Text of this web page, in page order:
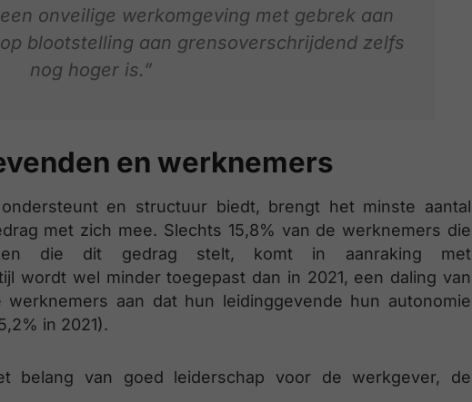
onveilige werkomgeving met gebrek aan
blootstelling aan grensoverschrijdend zelfs
nog hoger is.”
en werknemers
en structuur biedt, brengt het minste aantal
met zich mee. Slechts 15,8% van de werknemers die
die dit gedrag stelt, komt in aanraking met
wordt wel minder toegepast dan in 2021, een daling van
aan dat hun leidinggevende hun autonomie
in 2021).
belang van goed leiderschap voor de werkgever, de